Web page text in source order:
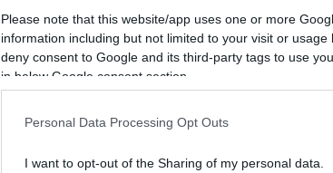
Please note that this website/app uses one or more
information including but not limited to your visit or
deny consent to Google and its third-party tags to use
in below Google consent section.
Personal Data Processing Opt Outs
I want to opt-out of the Sharing of my personal data.